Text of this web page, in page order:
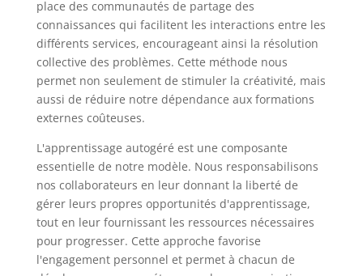
place des communautés de partage des
connaissances qui facilitent les interactions entre les
différents services, encourageant ainsi la résolution
collective des problèmes. Cette méthode nous
permet non seulement de stimuler la créativité, mais
aussi de réduire notre dépendance aux formations
externes coûteuses.
L'apprentissage autogéré est une composante
essentielle de notre modèle. Nous responsabilisons
nos collaborateurs en leur donnant la liberté de
gérer leurs propres opportunités d'apprentissage,
tout en leur fournissant les ressources nécessaires
pour progresser. Cette approche favorise
l'engagement personnel et permet à chacun de